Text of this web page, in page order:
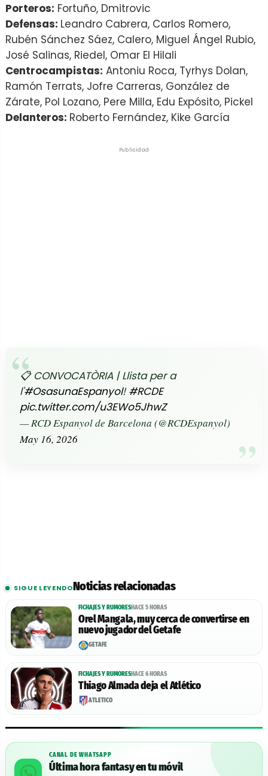
Porteros: Fortuño, Dmitrovic
Defensas: Leandro Cabrera, Carlos Romero,
Rubén Sánchez Sáez, Calero, Miguel Ángel Rubio,
José Salinas, Riedel, Omar El Hilali
Centrocampistas: Antoniu Roca, Tyrhys Dolan,
Ramón Terrats, Jofre Carreras, González de
Zárate, Pol Lozano, Pere Milla, Edu Expósito, Pickel
Delanteros: Roberto Fernández, Kike García
Publicidad
📋 CONVOCATÒRIA | Llista per a
l'#OsasunaEspanyol!#RCDE
pic.twitter.com/u3EWo5JhwZ
— RCD Espanyol de Barcelona (@RCDEspanyol)
May 16, 2026
SIGUE LEYENDONoticias relacionadas
FICHAJES Y RUMORESHACE 5 HORAS
Orel Mangala, muy cerca de convertirse en
nuevo jugador del Getafe
GETAFE
FICHAJES Y RUMORESHACE 6 HORAS
Thiago Almada deja el Atlético
ATLÉTICO
CANAL DE WHATSAPP
Última hora fantasy en tu móvil